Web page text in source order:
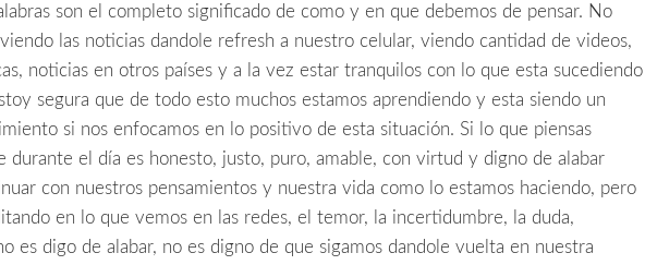
son el completo significado de como y en que debemos de pensar. No
las noticias dandole refresh a nuestro celular, viendo cantidad de videos,
noticias en otros países y a la vez estar tranquilos con lo que esta sucediendo
segura que de todo esto muchos estamos aprendiendo y esta siendo un
si nos enfocamos en lo positivo de esta situación. Si lo que piensas
durante el día es honesto, justo, puro, amable, con virtud y digno de alabar
con nuestros pensamientos y nuestra vida como lo estamos haciendo, pero
en lo que vemos en las redes, el temor, la incertidumbre, la duda,
es digo de alabar, no es digno de que sigamos dandole vuelta en nuestra